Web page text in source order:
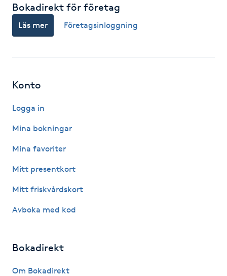
Gruppträning
Hatha Yoga
Headspa
Herrklippning
Bokadirekt för företag
Läs mer Företagsinloggning
Konto
Logga in
Mina bokningar
Mina favoriter
Mitt presentkort
Mitt friskvårdskort
Avboka med kod
Bokadirekt
Om Bokadirekt